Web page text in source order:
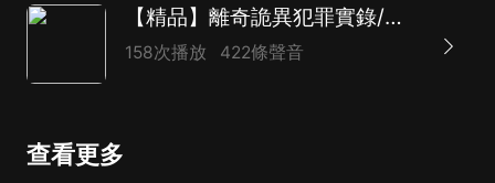
【精品】離奇詭異犯罪實錄/真實罪案現場/中外重案解析/恐怖懸疑刑偵大案紀實
158次播放 422條聲音
查看更多